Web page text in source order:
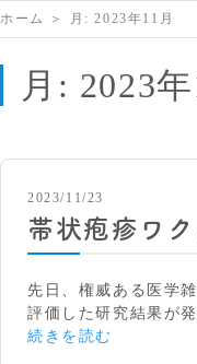
ホーム ＞ 月:2023年11月
月: 2023年
2023/11/23
帯状疱疹ワ
先日、権威ある医学
評価した研究結果が
続きを読む